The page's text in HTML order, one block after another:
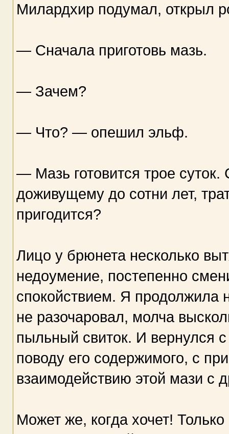
Милардхир подумал, открыл
— Сначала приготовь мазь.
— Зачем?
— Что? — опешил эльф.
— Мазь готовится трое
доживущему до сотни лет,
пригодится?
Лицо у брюнета несколько
недоумение, постепенно
спокойствием. Я
не разочаровал, молча
пыльный свиток. И вернулся
поводу его содержимого, с
взаимодействию этой мази с
Может же, когда хочет! Только